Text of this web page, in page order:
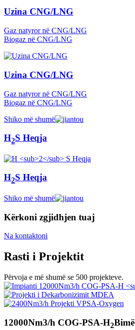
Uzina CNG/LNG
Gaz natyror në CNG/LNG
Biogaz në CNG/LNG
Uzina CNG/LNG
Gaz natyror në CNG/LNG
Biogaz në CNG/LNG
Shiko më shumë
H2S Heqja
H2S Heqja
Shiko më shumë
Kërkoni zgjidhjen tuaj
Na kontaktoni
Rasti i Projektit
Përvoja e më shumë se 500 projekteve.
12000Nm3/h COG-PSA-H2Bimë